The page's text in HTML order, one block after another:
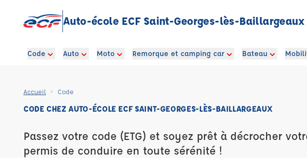
Auto-école ECF Saint-Georges-lès-Baillargeaux
Code Auto Moto Remorque et camping car Bateau
Accueil Code
CODE CHEZ AUTO-ÉCOLE ECF SAINT-GEORGES-LÈS-BAILLARGEAUX
Passez votre code (ETG) et soyez prêt à décrocher
permis de conduire en toute sérénité !